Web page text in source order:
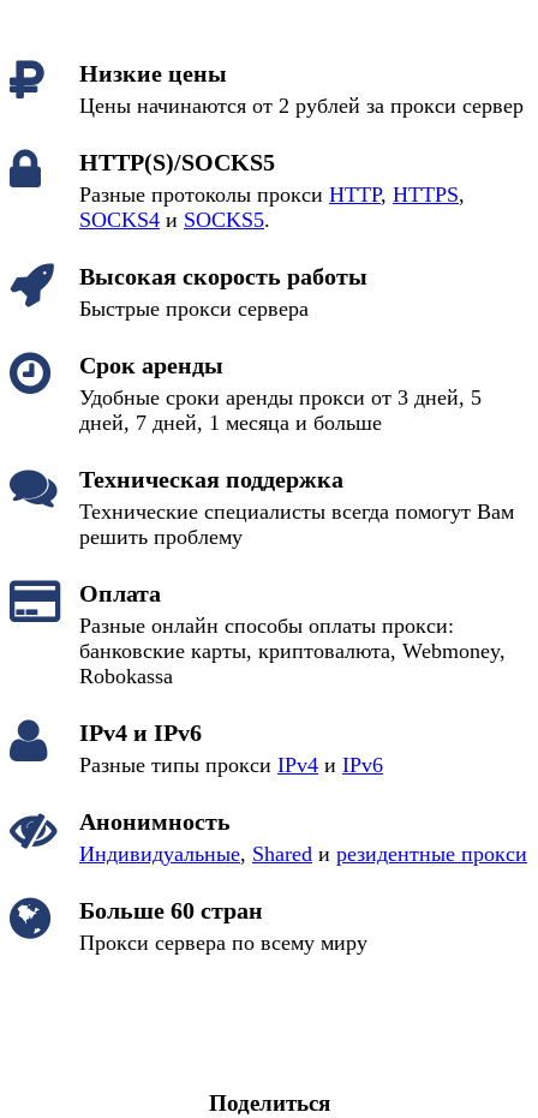
Низкие цены
Цены начинаются от 2 рублей за прокси сервер
HTTP(S)/SOCKS5
Разные протоколы прокси HTTP, HTTPS,
SOCKS4 и SOCKS5.
Высокая скорость работы
Быстрые прокси сервера
Срок аренды
Удобные сроки аренды прокси от 3 дней, 5
дней, 7 дней, 1 месяца и больше
Техническая поддержка
Технические специалисты всегда помогут Вам
решить проблему
Оплата
Разные онлайн способы оплаты прокси:
банковские карты, криптовалюта, Webmoney,
Robokassa
IPv4 и IPv6
Разные типы прокси IPv4 и IPv6
Анонимность
Индивидуальные, Shared и резидентные прокси
Больше 60 стран
Прокси сервера по всему миру
Поделиться